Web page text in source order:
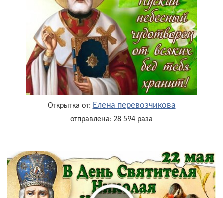
Открытка от: Елена перевозчикова
отправлена: 28 594 раза